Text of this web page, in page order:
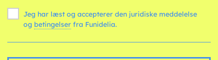
Jeg har læst og accepterer den juridiske meddelelse
og betingelser fra Funidelia.